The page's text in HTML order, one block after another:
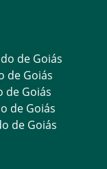
de Goiás
de Goiás
de Goiás
de Goiás
de Goiás